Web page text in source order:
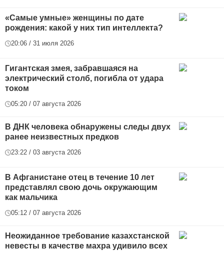
«Самые умные» женщины по дате
рождения: какой у них тип интеллекта?
20:06 / 31 июля 2026
Гигантская змея, забравшаяся на
электрический столб, погибла от удара
током
05:20 / 07 августа 2026
В ДНК человека обнаружены следы двух
ранее неизвестных предков
23:22 / 03 августа 2026
В Афганистане отец в течение 10 лет
представлял свою дочь окружающим
как мальчика
05:12 / 07 августа 2026
Неожиданное требование казахстанской
невесты в качестве махра удивило всех